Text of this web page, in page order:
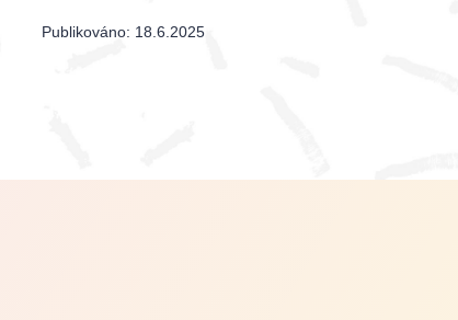
Publikováno: 18.6.2025